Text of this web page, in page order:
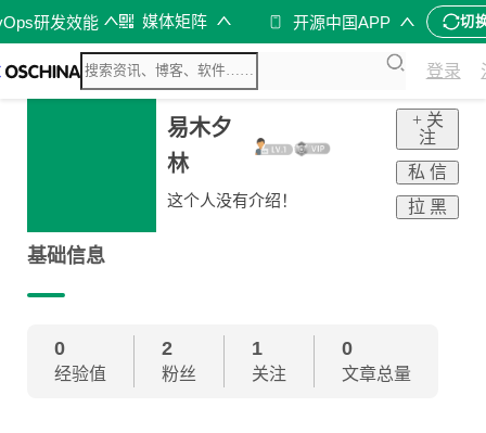
研发效能 媒体矩阵 开源中国APP 切
登录
易木夕
林
这个人没有介绍！
+ 关
注
私 信
拉 黑
基础信息
0
经验值
2
粉丝
1
关注
0
文章总量